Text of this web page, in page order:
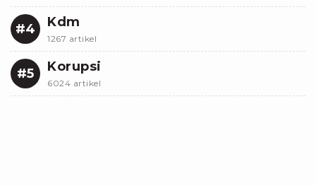
#4 Kdm
1267 artikel
#5 Korupsi
6024 artikel